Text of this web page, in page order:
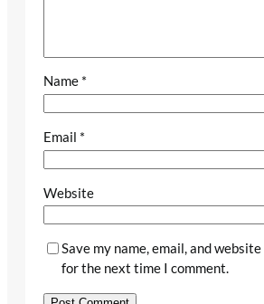
Name *
Email *
Website
Save my name, email, and
for the next time I comment.